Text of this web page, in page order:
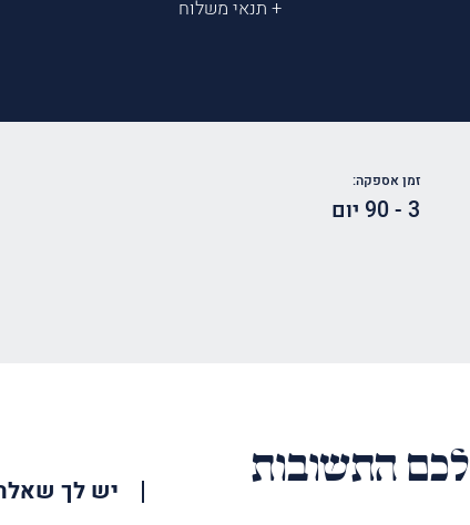
+ תנאי משלוח
זמן אספקה:
3 - 90 יום
התשובות
יש לך